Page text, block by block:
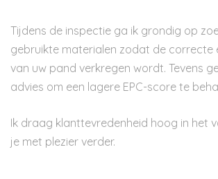
Tijdens de inspectie ga ik grondig op
gebruikte materialen zodat de correcte
van uw pand verkregen wordt. Tevens
advies om een lagere EPC-score te
Ik draag klanttevredenheid hoog in het
je met plezier verder.